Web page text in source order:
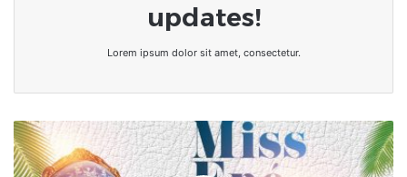
updates!
Lorem ipsum dolor sit amet, consectetur.
Togo-
Lacs
: